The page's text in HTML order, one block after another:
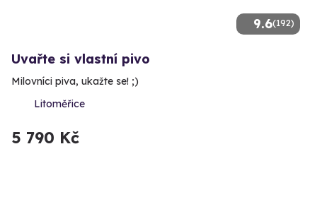
9.6(192)
Uvařte si vlastní pivo
Milovníci piva, ukažte se! ;)
Litoměřice
5 790 Kč